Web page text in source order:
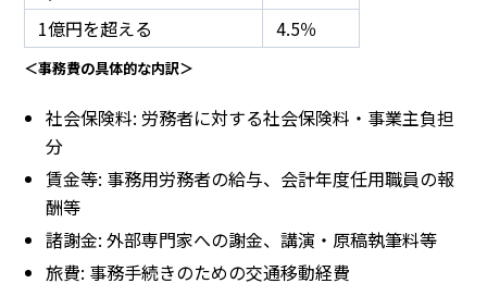
1億円を超える
4.5％
＜事務費の具体的な内訳＞
社会保険料: 労務者に対する社会保険料・事業主負担
分
賃金等: 事務用労務者の給与、会計年度任用職員の報
酬等
諸謝金: 外部専門家への謝金、講演・原稿執筆料等
旅費: 事務手続きのための交通移動経費